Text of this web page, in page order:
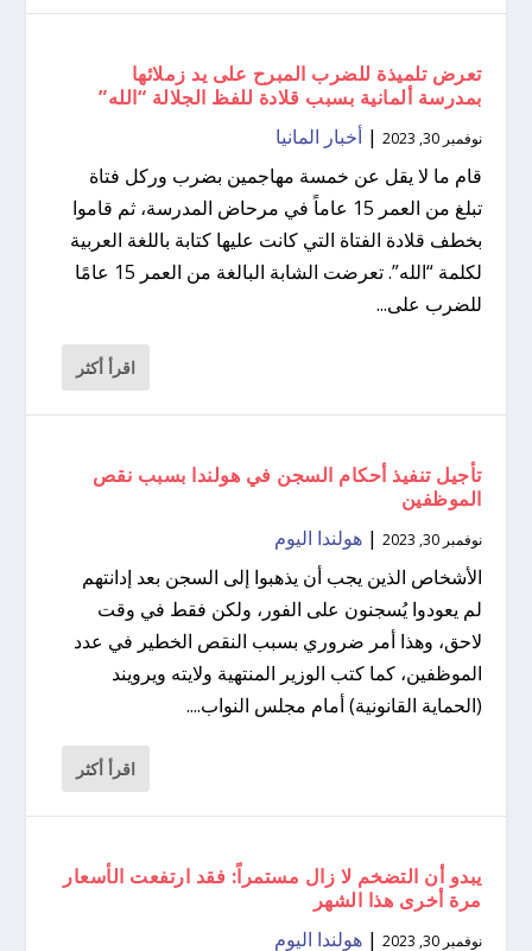
تعرض تلميذة للضرب المبرح على يد زملائها
بمدرسة ألمانية بسبب قلادة للفظ الجلالة “الله”
نوفمبر 30, 2023 |أخبار المانيا
قام ما لا يقل عن خمسة مهاجمين بضرب وركل فتاة
تبلغ من العمر 15 عاماً في مرحاض المدرسة، ثم قاموا
بخطف قلادة الفتاة التي كانت عليها كتابة باللغة العربية
لكلمة “الله”. تعرضت الشابة البالغة من العمر 15 عامًا
للضرب على...
اقرأ أكثر
تأجيل تنفيذ أحكام السجن في هولندا بسبب نقص
الموظفين
نوفمبر 30, 2023 |هولندا اليوم
الأشخاص الذين يجب أن يذهبوا إلى السجن بعد إدانتهم
لم يعودوا يُسجنون على الفور، ولكن فقط في وقت
لاحق، وهذا أمر ضروري بسبب النقص الخطير في عدد
الموظفين، كما كتب الوزير المنتهية ولايته ويرويند
(الحماية القانونية) أمام مجلس النواب....
اقرأ أكثر
يبدو أن التضخم لا زال مستمراً: فقد ارتفعت الأسعار
مرة أخرى هذا الشهر
نوفمبر 30, 2023 |هولندا اليوم